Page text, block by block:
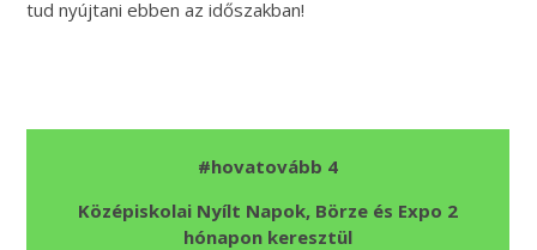
tud nyújtani ebben az időszakban!
#hovatovább 4
Középiskolai Nyílt Napok, Börze és Expo 2
hónapon keresztül